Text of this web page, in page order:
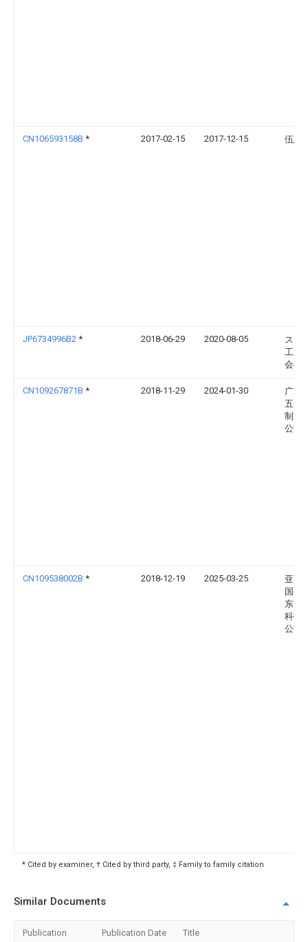
CN106593158B * 2017-02-15 2017-12-15 伍志
JP6734996B2 * 2018-06-29 2020-08-05
スガ
工業
会社
CN109267871B * 2018-11-29 2024-01-30
广东
五金
制造
公司
CN109538002B * 2018-12-19 2025-03-25
亚萨
国强
东）
科技
公司
* Cited by examiner, † Cited by third party, ‡ Family to family citation
Similar Documents
Publication Publication Date Title